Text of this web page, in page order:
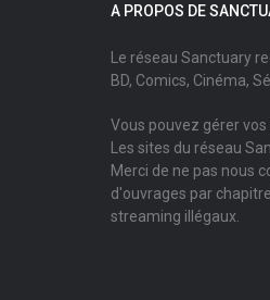
A PROPOS DE
Le réseau Sanctuary
BD, Comics, Cinéma,
Vous pouvez gérer
Les sites du réseau
Merci de ne pas nous
d'ouvrages par
streaming illégaux.